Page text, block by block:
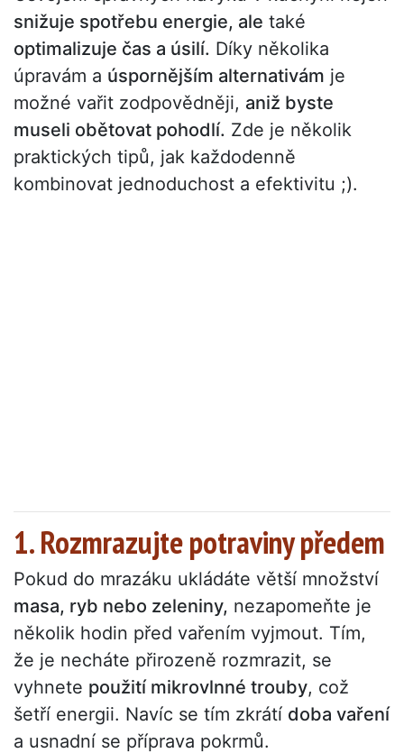
snižuje spotřebu energie, ale také
optimalizuje čas a úsilí. Díky několika
úpravám a úspornějším alternativám je
možné vařit zodpovědněji, aniž byste
museli obětovat pohodlí. Zde je několik
praktických tipů, jak každodenně
kombinovat jednoduchost a efektivitu ;).
1. Rozmrazujte potraviny předem
Pokud do mrazáku ukládáte větší množství
masa, ryb nebo zeleniny, nezapomeňte je
několik hodin před vařením vyjmout. Tím,
že je necháte přirozeně rozmrazit, se
vyhnete použití mikrovlnné trouby, což
šetří energii. Navíc se tím zkrátí doba vaření
a usnadní se příprava pokrmů.